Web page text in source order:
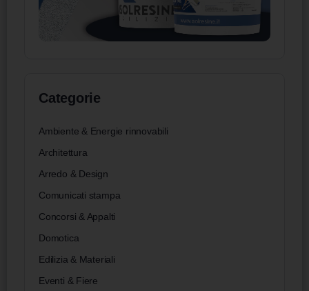
Categorie
Ambiente & Energie rinnovabili
Architettura
Arredo & Design
Comunicati stampa
Concorsi & Appalti
Domotica
Edilizia & Materiali
Eventi & Fiere